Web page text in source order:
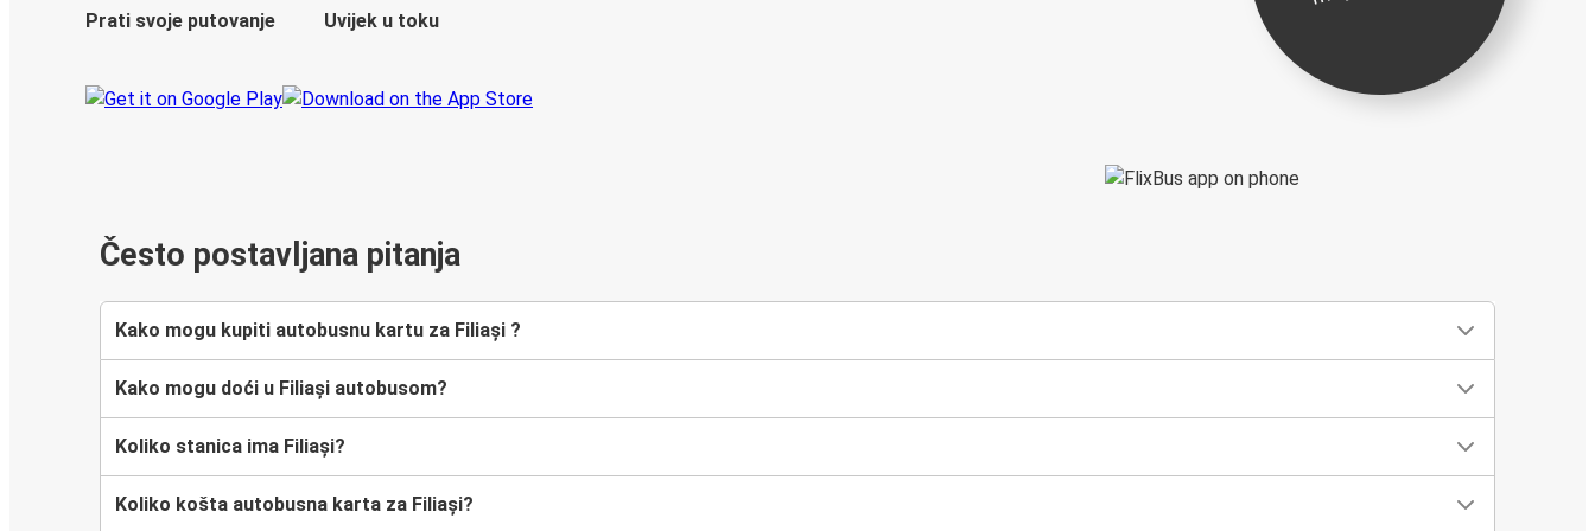
Prati svoje putovanje
Uvijek u toku
Često postavljana pitanja
Kako mogu kupiti autobusnu kartu za Filiași ?
Kako mogu doći u Filiași autobusom?
Koliko stanica ima Filiași?
Koliko košta autobusna karta za Filiași?